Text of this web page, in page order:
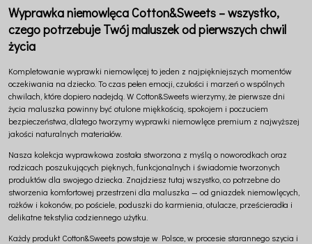
Wyprawka niemowlęca Cotton&Sweets – wszystko,
czego potrzebuje Twój maluszek od pierwszych chwil
życia
Kompletowanie wyprawki niemowlęcej to jeden z najpiękniejszych momentów
oczekiwania na dziecko. To czas pełen emocji, czułości i marzeń o wspólnych
chwilach, które dopiero nadejdą. W Cotton&Sweetswierzymy, że pierwsze dni
życia maluszka powinny być otulone miękkością, spokojem i poczuciem
bezpieczeństwa, dlatego tworzymy wyprawki niemowlęce premium z najwyższej
jakości naturalnych materiałów.
Nasza kolekcja wyprawkowa została stworzona z myślą o noworodkach oraz
rodzicach poszukujących pięknych, funkcjonalnych i świadomie tworzonych
produktów dla swojego dziecka. Znajdziesz tutaj wszystko, co potrzebne do
stworzenia komfortowej przestrzeni dla maluszka — od gniazdek niemowlęcych,
rożków i kokonów, po pościele, poduszki do karmienia, otulacze, prześcieradła i
delikatne tekstylia codziennego użytku.
Każdy produkt Cotton&Sweets powstaje w Polsce, w procesie starannego szycia i